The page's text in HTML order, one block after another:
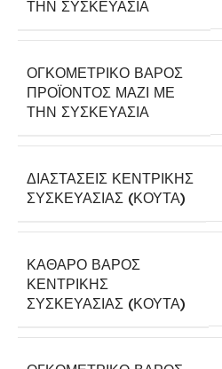
ΤΗΝ ΣΥΣΚΕΥΑΣΊΑ
ΟΓΚΟΜΕΤΡΙΚΌ ΒΆΡΟΣ
ΠΡΟΪΌΝΤΟΣ ΜΑΖΊ ΜΕ
ΤΗΝ ΣΥΣΚΕΥΑΣΊΑ
ΔΙΑΣΤΆΣΕΙΣ ΚΕΝΤΡΙΚΉΣ
ΣΥΣΚΕΥΑΣΊΑΣ (ΚΟΎΤΑ)
ΚΑΘΑΡΌ ΒΆΡΟΣ
ΚΕΝΤΡΙΚΉΣ
ΣΥΣΚΕΥΑΣΊΑΣ (ΚΟΎΤΑ)